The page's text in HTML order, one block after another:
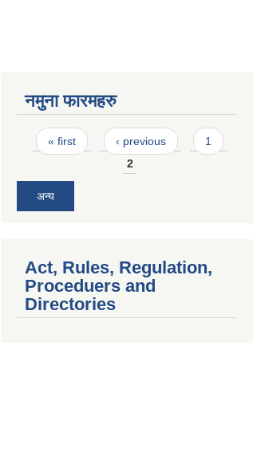
नमुना फारमहरु
Pages
« first ‹ previous
1
2
अन्य
Act, Rules, Regulation,
Proceduers and
Directories